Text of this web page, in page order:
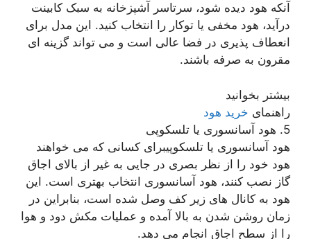
آنکه هود دیده شود، سرتاسر آشپزخانه به سبک کابینت
درآید، هود مخفی یا توکار را انتخاب کنید. این مدل برای
انعطاف پذیری در فضا عالی است و می تواند گزینه ای
مقرون به صرفه باشند.
بیشتر بخوانید
راهنمای خرید هود
5. هود آسانسوری یا تلسکوپی
هود آسانسوری یا تلسکوپیبرای کسانی که می خواهند
هود خود را از نظر بصری در جایی به غیر از بالای اجاق
گاز نصب کنند، هود آسانسوری انتخاب بهتری است. این
هود به کانال های زیر کف وصل شده است، بنابراین در
زمان روشن شدن به بالا آمده و عملیات مکش دود و هوا
را از سطح اجاق انجام می دهد.